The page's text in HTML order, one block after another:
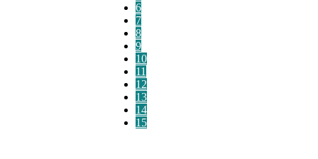
6
7
8
9
10
11
12
13
14
15